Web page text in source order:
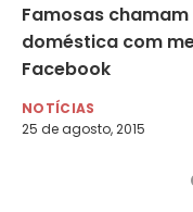
Famosas
doméstica com
Facebook
NOTÍCIAS
25 de agosto, 2015